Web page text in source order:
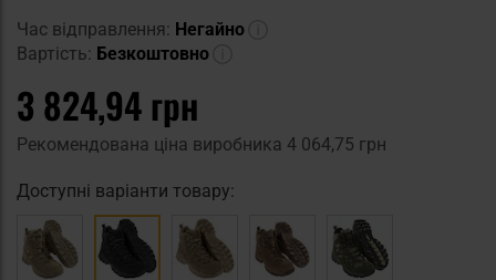
Час відправлення: Негайно
Вартість: Безкоштовно
3 824,94 грн
Рекомендована ціна виробника 4 064,75 грн
Доступні варіанти товару: